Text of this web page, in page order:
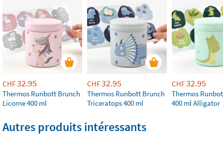
CHF32.95
Thermos Runbott Brunch
Licorne 400 ml
CHF32.95
Thermos Runbott Brunch
Triceratops 400 ml
CHF32.95
Thermos
400 ml Alligator
Autres produits intéressants